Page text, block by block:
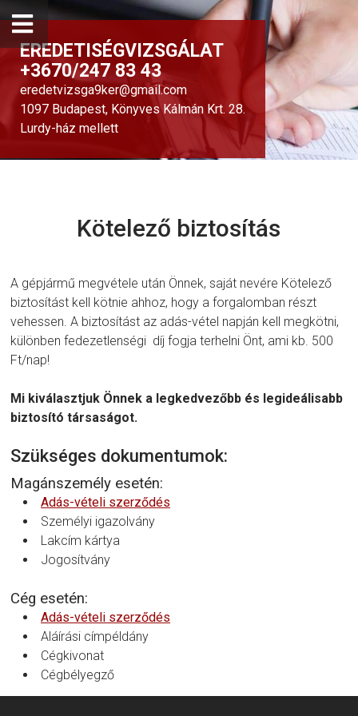
EREDETISÉGVIZSGÁLAT
+3670/247 83 43
eredetvizsga9ker@gmail.com
1097 Budapest, Könyves Kálmán Krt. 28.
Lurdy-ház mellett
Kötelező biztosítás
A gépjármű megvétele után Önnek, saját nevére Kötelező
biztosítást kell kötnie ahhoz, hogy a forgalomban részt
vehessen. A biztosítást az adás-vétel napján kell megkötni,
különben fedezetlenségi díj fogja terhelni Önt, ami kb. 500
Ft/nap!
Mi kiválasztjuk Önnek a legkedvezőbb és legideálisabb
biztosító társaságot.
Szükséges dokumentumok:
Magánszemély esetén:
Adás-vételi szerződés
Személyi igazolvány
Lakcím kártya
Jogosítvány
Cég esetén:
Adás-vételi szerződés
Aláírási címpéldány
Cégkivonat
Cégbélyegző